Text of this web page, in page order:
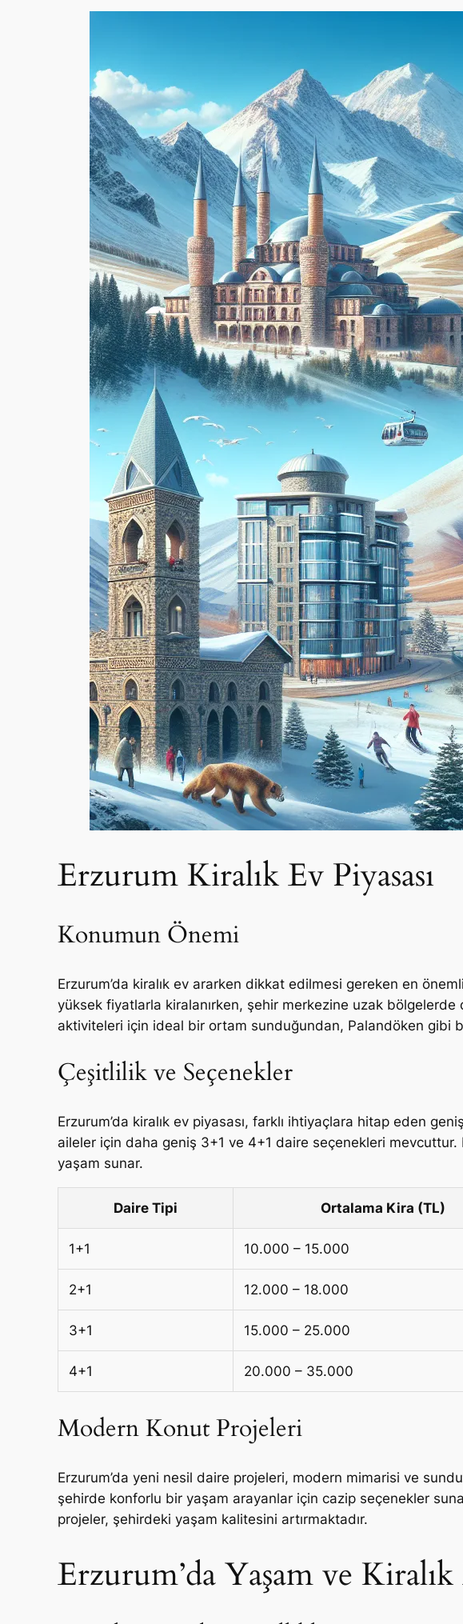
Erzurum Kiralık Ev Piyasası
Konumun Önemi
Erzurum’da kiralık ev ararken dikkat edilmesi gereken en
yüksek fiyatlarla kiralanırken, şehir merkezine uzak
aktiviteleri için ideal bir ortam sunduğundan, Palandöken gibi
Çeşitlilik ve Seçenekler
Erzurum’da kiralık ev piyasası, farklı ihtiyaçlara hitap eden
aileler için daha geniş 3+1 ve 4+1 daire seçenekleri
yaşam sunar.
Daire Tipi Ortalama Kira (TL)
1+1 10.000 – 15.000
2+1 12.000 – 18.000
3+1 15.000 – 25.000
4+1 20.000 – 35.000
Modern Konut Projeleri
Erzurum’da yeni nesil daire projeleri, modern mimarisi ve
şehirde konforlu bir yaşam arayanlar için cazip seçenekler
projeler, şehirdeki yaşam kalitesini artırmaktadır.
Erzurum’da Yaşam ve